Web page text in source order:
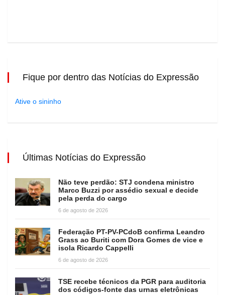
Fique por dentro das Notícias do Expressão
Ative o sininho
Últimas Notícias do Expressão
Não teve perdão: STJ condena ministro
Marco Buzzi por assédio sexual e decide
pela perda do cargo
6 de agosto de 2026
Federação PT-PV-PCdoB confirma Leandro
Grass ao Buriti com Dora Gomes de vice e
isola Ricardo Cappelli
6 de agosto de 2026
TSE recebe técnicos da PGR para auditoria
dos códigos-fonte das urnas eletrônicas